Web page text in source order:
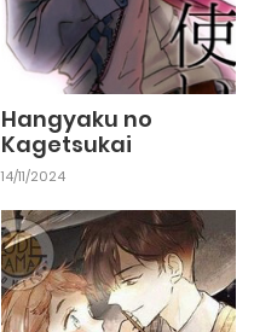
Hangyaku no
Kagetsukai
14/11/2024